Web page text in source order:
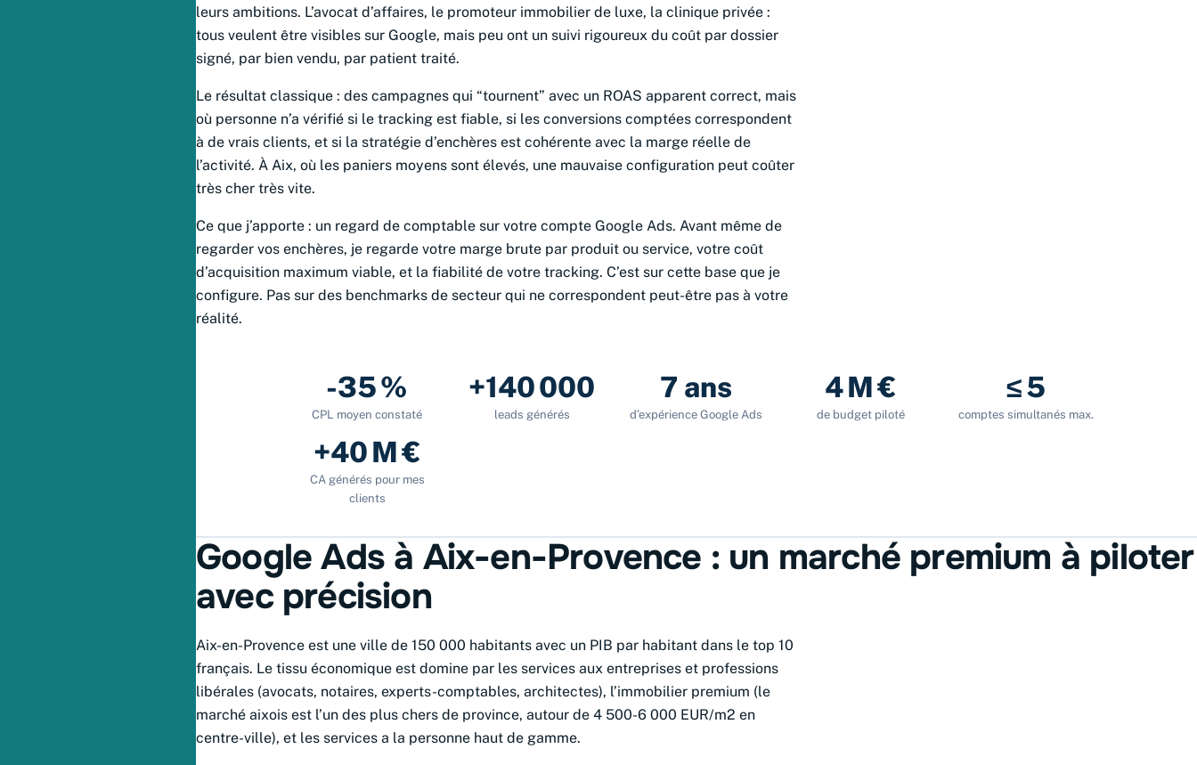
leurs ambitions. L’avocat d’affaires, le promoteur immobilier de luxe, la clinique privée :
tous veulent être visibles sur Google, mais peu ont un suivi rigoureux du coût par dossier
signé, par bien vendu, par patient traité.
Le résultat classique : des campagnes qui “tournent” avec un ROAS apparent correct, mais
où personne n’a vérifié si le tracking est fiable, si les conversions comptées correspondent
à de vrais clients, et si la stratégie d’enchères est cohérente avec la marge réelle de
l’activité. À Aix, où les paniers moyens sont élevés, une mauvaise configuration peut coûter
très cher très vite.
Ce que j’apporte : un regard de comptable sur votre compte Google Ads. Avant même de
regarder vos enchères, je regarde votre marge brute par produit ou service, votre coût
d’acquisition maximum viable, et la fiabilité de votre tracking. C’est sur cette base que je
configure. Pas sur des benchmarks de secteur qui ne correspondent peut-être pas à votre
réalité.
-35 %
CPL moyen constaté
+140 000
leads générés
7 ans
d’expérience Google Ads
4 M €
de budget piloté
≤ 5
comptes simultanés max.
+40 M €
CA générés pour mes
clients
Google Ads à Aix-en-Provence : un marché premium à piloter
avec précision
Aix-en-Provence est une ville de 150 000 habitants avec un PIB par habitant dans le top 10
français. Le tissu économique est domine par les services aux entreprises et professions
libérales (avocats, notaires, experts-comptables, architectes), l’immobilier premium (le
marché aixois est l’un des plus chers de province, autour de 4 500-6 000 EUR/m2 en
centre-ville), et les services a la personne haut de gamme.